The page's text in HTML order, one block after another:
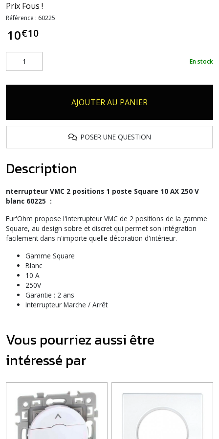
Prix Fous !
Référence : 60225
10€10
En stock
AJOUTER AU PANIER
POSER UNE QUESTION
Description
nterrupteur VMC 2 positions 1 poste Square 10 AX 250 V
blanc 60225 :
Eur'Ohm propose l'interrupteur VMC de 2 positions de la gamme
Square, au design sobre et discret qui permet son intégration
facilement dans n'importe quelle décoration d'intérieur.
Gamme Square
Blanc
10 A
250V
Garantie : 2 ans
Interrupteur Marche / Arrêt
Vous pourriez aussi être
intéressé par